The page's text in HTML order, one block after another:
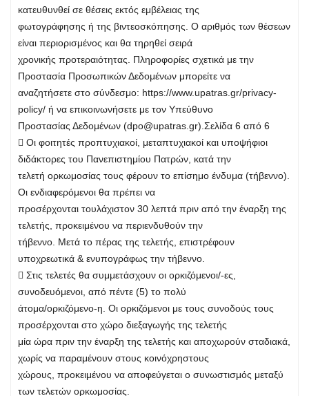
κατευθυνθεί σε θέσεις εκτός εμβέλειας της
φωτογράφησης ή της βιντεοσκόπησης. Ο αριθμός των θέσεων
είναι περιορισμένος και θα τηρηθεί σειρά
χρονικής προτεραιότητας. Πληροφορίες σχετικά με την
Προστασία Προσωπικών Δεδομένων μπορείτε να
αναζητήσετε στο σύνδεσμο: https://www.upatras.gr/privacy-
policy/ ή να επικοινωνήσετε με τον Υπεύθυνο
Προστασίας Δεδομένων (dpo@upatras.gr).Σελίδα 6 από 6
 Οι φοιτητές προπτυχιακοί, μεταπτυχιακοί και υποψήφιοι
διδάκτορες του Πανεπιστημίου Πατρών, κατά την
τελετή ορκωμοσίας τους φέρουν το επίσημο ένδυμα (τήβεννο).
Οι ενδιαφερόμενοι θα πρέπει να
προσέρχονται τουλάχιστον 30 λεπτά πριν από την έναρξη της
τελετής, προκειμένου να περιενδυθούν την
τήβεννο. Μετά το πέρας της τελετής, επιστρέφουν
υποχρεωτικά & ενυπογράφως την τήβεννο.
 Στις τελετές θα συμμετάσχουν οι ορκιζόμενοι/-ες,
συνοδευόμενοι, από πέντε (5) το πολύ
άτομα/ορκιζόμενο-η. Οι ορκιζόμενοι με τους συνοδούς τους
προσέρχονται στο χώρο διεξαγωγής της τελετής
μία ώρα πριν την έναρξη της τελετής και αποχωρούν σταδιακά,
χωρίς να παραμένουν στους κοινόχρηστους
χώρους, προκειμένου να αποφεύγεται ο συνωστισμός μεταξύ
των τελετών ορκωμοσίας.